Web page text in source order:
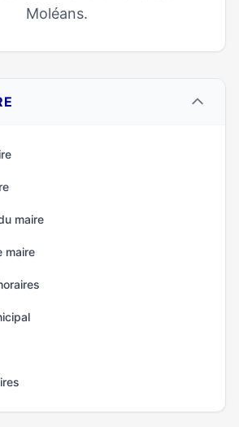
Moléans.
maire
maire